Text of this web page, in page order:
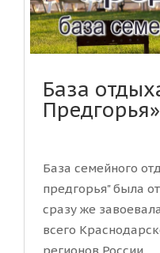
База
Предгорья»
База семейного
предгорья" была
сразу же
всего
регионов России....